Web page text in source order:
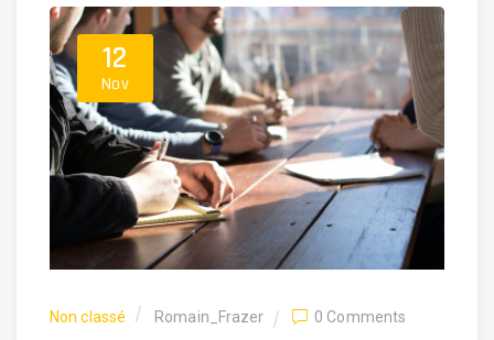
12
Nov
Non classé Romain_Frazer 0 Comments